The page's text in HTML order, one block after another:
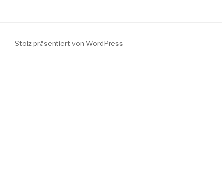
Stolz präsentiert von WordPress